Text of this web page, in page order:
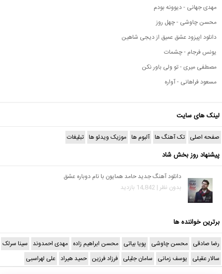
مهدی جهانی - دیوونه بودم
محسن چاوشی - چهل روز
دانلود اپیزود عشق عمیق از دیجی شاهین
یونس فرجام - چشمات
مصطفی میری - تو ولی باور نکن
مسعود فراهانی - آواره
لینک های سایت
صفحه اصلی تک آهنگ ها آلبوم ها موزیک ویدئو ها تبلیغات
پیشنهاد روز بخش شاد
دانلود آهنگ جدید حامد همایون با نام دوباره عشق
بدون نظر | 14,842 بازدید
برترین خواننده ها
رضا صادقی محسن چاوشی پویا بیاتی محسن ابراهیم زاده مهدی احمدوند سینا سرلک
سالار عقیلی یوسف زمانی سامان جلیلی فرزاد فرزین حمید هیراد علی لهراسبی